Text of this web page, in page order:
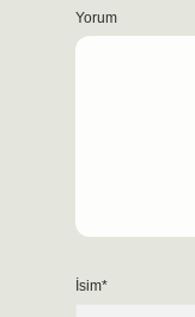
Yorum
İsim*